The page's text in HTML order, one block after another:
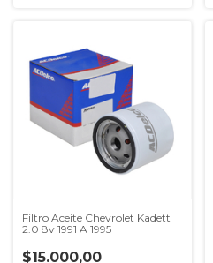
Filtro Aceite Chevrolet Kadett
2.0 8v 1991 A 1995
$15.000,00